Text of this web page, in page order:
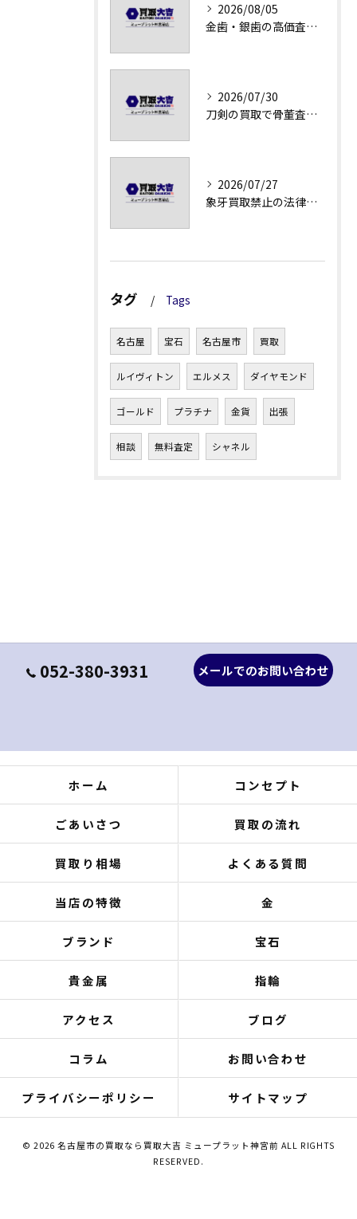
2026/08/05
金歯・銀歯の高価査定法徹底解説
2026/07/30
刀剣の買取で骨董査定の注意点
2026/07/27
象牙買取禁止の法律と背景解説
タグ Tags
名古屋 宝石 名古屋市 買取
ルイヴィトン エルメス ダイヤモンド
ゴールド プラチナ 金貨 出張
相談 無料査定 シャネル
052-380-3931 メールでのお問い合わせ
ホーム コンセプト
ごあいさつ 買取の流れ
買取り相場 よくある質問
当店の特徴 金
ブランド 宝石
貴金属 指輪
アクセス ブログ
コラム お問い合わせ
プライバシーポリシー サイトマップ
© 2026 名古屋市の買取なら買取大吉 ミュープラット神宮前 ALL RIGHTS
RESERVED.